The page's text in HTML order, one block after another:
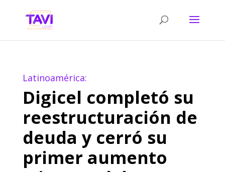
Latinoamérica:
Digicel completó su
reestructuración de
deuda y cerró su
primer aumento